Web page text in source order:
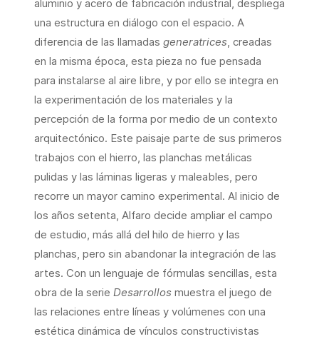
aluminio y acero de fabricación industrial, despliega
una estructura en diálogo con el espacio. A
diferencia de las llamadas generatrices, creadas
en la misma época, esta pieza no fue pensada
para instalarse al aire libre, y por ello se integra en
la experimentación de los materiales y la
percepción de la forma por medio de un contexto
arquitectónico. Este paisaje parte de sus primeros
trabajos con el hierro, las planchas metálicas
pulidas y las láminas ligeras y maleables, pero
recorre un mayor camino experimental. Al inicio de
los años setenta, Alfaro decide ampliar el campo
de estudio, más allá del hilo de hierro y las
planchas, pero sin abandonar la integración de las
artes. Con un lenguaje de fórmulas sencillas, esta
obra de la serie Desarrollos muestra el juego de
las relaciones entre líneas y volúmenes con una
estética dinámica de vínculos constructivistas